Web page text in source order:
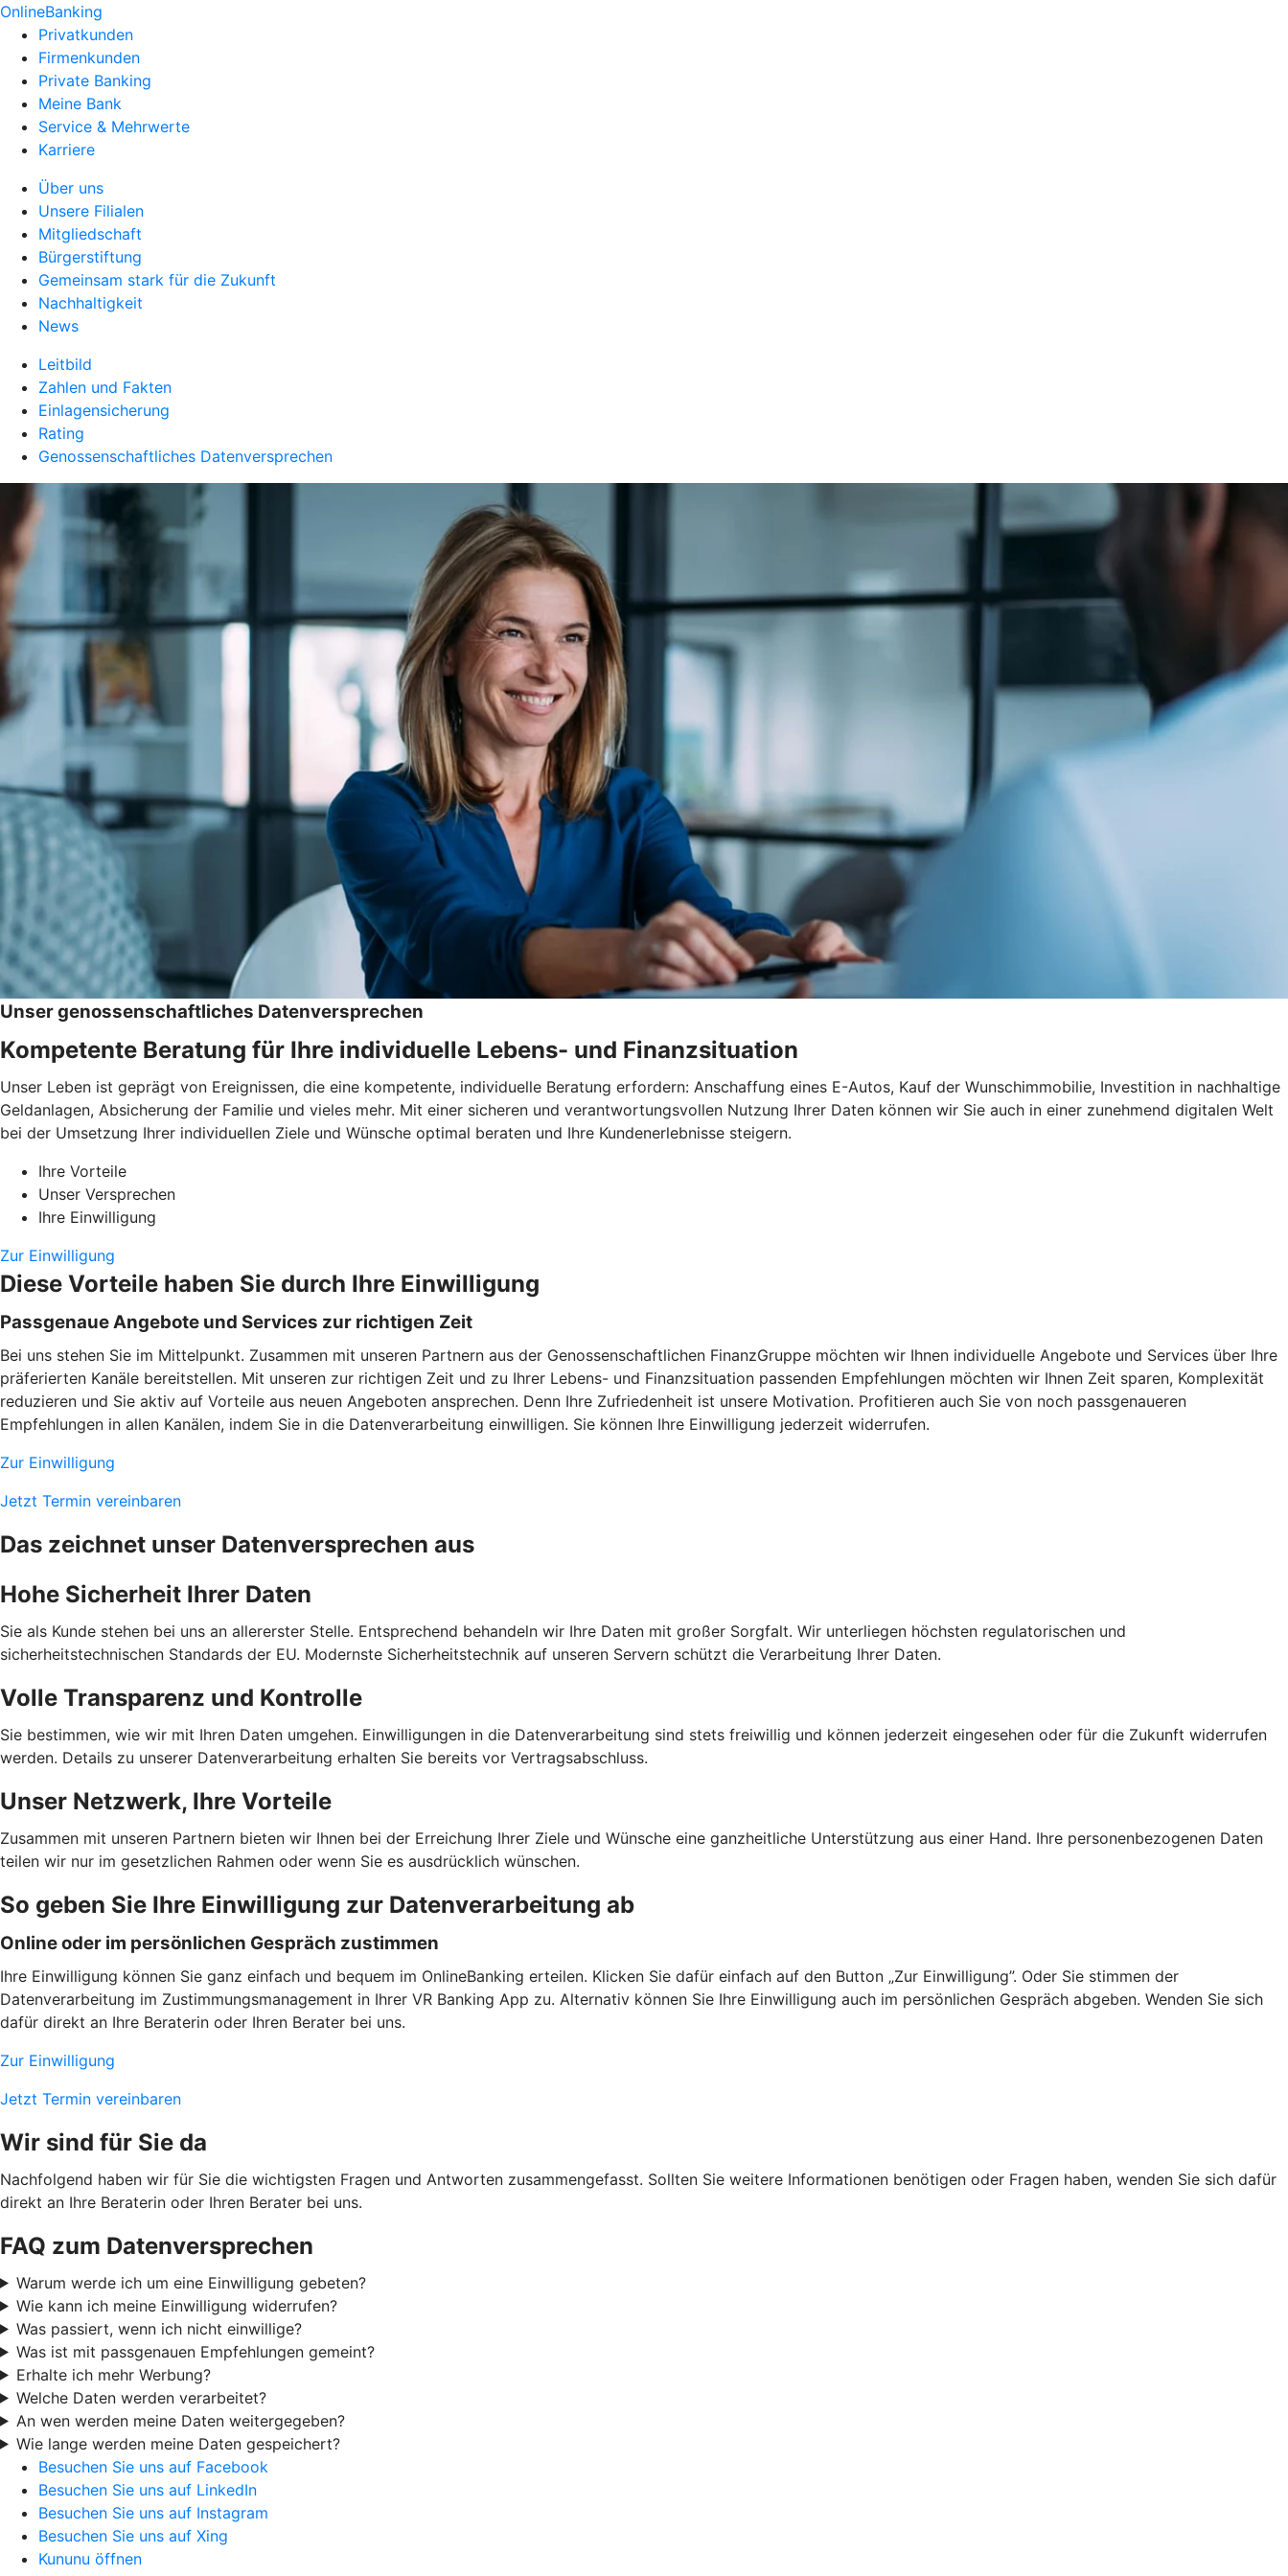
OnlineBanking
Privatkunden
Firmenkunden
Private Banking
Meine Bank
Service & Mehrwerte
Karriere
Über uns
Unsere Filialen
Mitgliedschaft
Bürgerstiftung
Gemeinsam stark für die Zukunft
Nachhaltigkeit
News
Leitbild
Zahlen und Fakten
Einlagensicherung
Rating
Genossenschaftliches Datenversprechen
Unser genossenschaftliches Datenversprechen
Kompetente Beratung für Ihre individuelle Lebens- und Finanzsituation
Unser Leben ist geprägt von Ereignissen, die eine kompetente, individuelle Beratung erfordern: Anschaffung eines E-Autos, Kauf der Wunschimmobilie, Investition in nachhaltige
Geldanlagen, Absicherung der Familie und vieles mehr. Mit einer sicheren und verantwortungsvollen Nutzung Ihrer Daten können wir Sie auch in einer zunehmend digitalen Welt
bei der Umsetzung Ihrer individuellen Ziele und Wünsche optimal beraten und Ihre Kundenerlebnisse steigern.
Ihre Vorteile
Unser Versprechen
Ihre Einwilligung
Zur Einwilligung
Diese Vorteile haben Sie durch Ihre Einwilligung
Passgenaue Angebote und Services zur richtigen Zeit
Bei uns stehen Sie im Mittelpunkt. Zusammen mit unseren Partnern aus der Genossenschaftlichen FinanzGruppe möchten wir Ihnen individuelle Angebote und Services über Ihre
präferierten Kanäle bereitstellen. Mit unseren zur richtigen Zeit und zu Ihrer Lebens- und Finanzsituation passenden Empfehlungen möchten wir Ihnen Zeit sparen, Komplexität
reduzieren und Sie aktiv auf Vorteile aus neuen Angeboten ansprechen. Denn Ihre Zufriedenheit ist unsere Motivation. Profitieren auch Sie von noch passgenaueren
Empfehlungen in allen Kanälen, indem Sie in die Datenverarbeitung einwilligen. Sie können Ihre Einwilligung jederzeit widerrufen.
Zur Einwilligung
Jetzt Termin vereinbaren
Das zeichnet unser Datenversprechen aus
Hohe Sicherheit Ihrer Daten
Sie als Kunde stehen bei uns an allererster Stelle. Entsprechend behandeln wir Ihre Daten mit großer Sorgfalt. Wir unterliegen höchsten regulatorischen und
sicherheitstechnischen Standards der EU. Modernste Sicherheitstechnik auf unseren Servern schützt die Verarbeitung Ihrer Daten.
Volle Transparenz und Kontrolle
Sie bestimmen, wie wir mit Ihren Daten umgehen. Einwilligungen in die Datenverarbeitung sind stets freiwillig und können jederzeit eingesehen oder für die Zukunft widerrufen
werden. Details zu unserer Datenverarbeitung erhalten Sie bereits vor Vertragsabschluss.
Unser Netzwerk, Ihre Vorteile
Zusammen mit unseren Partnern bieten wir Ihnen bei der Erreichung Ihrer Ziele und Wünsche eine ganzheitliche Unterstützung aus einer Hand. Ihre personenbezogenen Daten
teilen wir nur im gesetzlichen Rahmen oder wenn Sie es ausdrücklich wünschen.
So geben Sie Ihre Einwilligung zur Datenverarbeitung ab
Online oder im persönlichen Gespräch zustimmen
Ihre Einwilligung können Sie ganz einfach und bequem im OnlineBanking erteilen. Klicken Sie dafür einfach auf den Button „Zur Einwilligung”. Oder Sie stimmen der
Datenverarbeitung im Zustimmungsmanagement in Ihrer VR Banking App zu. Alternativ können Sie Ihre Einwilligung auch im persönlichen Gespräch abgeben. Wenden Sie sich
dafür direkt an Ihre Beraterin oder Ihren Berater bei uns.
Zur Einwilligung
Jetzt Termin vereinbaren
Wir sind für Sie da
Nachfolgend haben wir für Sie die wichtigsten Fragen und Antworten zusammengefasst. Sollten Sie weitere Informationen benötigen oder Fragen haben, wenden Sie sich dafür
direkt an Ihre Beraterin oder Ihren Berater bei uns.
FAQ zum Datenversprechen
Warum werde ich um eine Einwilligung gebeten?
Wie kann ich meine Einwilligung widerrufen?
Was passiert, wenn ich nicht einwillige?
Was ist mit passgenauen Empfehlungen gemeint?
Erhalte ich mehr Werbung?
Welche Daten werden verarbeitet?
An wen werden meine Daten weitergegeben?
Wie lange werden meine Daten gespeichert?
Besuchen Sie uns auf Facebook
Besuchen Sie uns auf LinkedIn
Besuchen Sie uns auf Instagram
Besuchen Sie uns auf Xing
Kununu öffnen